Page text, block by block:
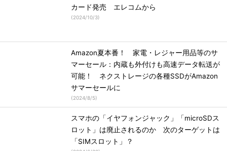
カード発売 エレコムから
(2024/10/3)
Amazon夏本番！ 家電・レジャー用品等のサ
マーセール：内蔵も外付けも高速データ転送が
可能！ ネクストレージの各種SSDがAmazon
サマーセールに
(2024/8/5)
スマホの「イヤフォンジャック」「microSDス
ロット」は廃止されるのか 次のターゲットは
「SIMスロット」？